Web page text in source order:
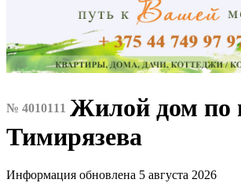
№ 4010111 Жилой дом по
Тимирязева
Информация обновлена 5 августа 2026